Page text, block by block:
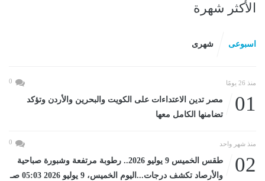
الأكثر شهرة
اسبوعى شهرى
منذ 26 يومًا 0
01
مصر تدين الاعتداءات على الكويت والبحرين والأردن وتؤكد
تضامنها الكامل معها
منذ شهر واحد 0
02
طقس الخميس 9 يوليو 2026.. رطوبة مرتفعة وشبورة صباحية
والأرصاد تكشف درجات...اليوم الخميس، 9 يوليو 2026 05:03 صـ